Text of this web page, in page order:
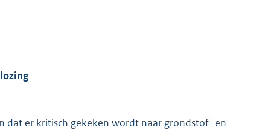
dat er kritisch gekeken wordt naar grondstof- en